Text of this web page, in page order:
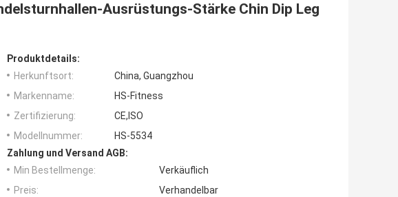
Ausrüstungs-Stärke Chin Dip Leg
Produktdetails:
Herkunftsort:
China, Guangzhou
Markenname:
HS-Fitness
Zertifizierung:
CE,ISO
Modellnummer:
HS-5534
Zahlung und Versand AGB:
Min Bestellmenge:
Verkäuflich
Preis:
Verhandelbar